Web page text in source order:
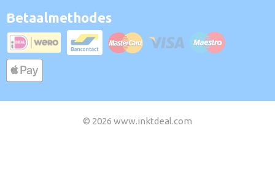
Betaalmethodes
© 2026 www.inktdeal.com